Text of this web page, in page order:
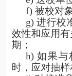
f) 被校对
g) 进行校
效性和应用
期；
h) 如果
时，应对抽样